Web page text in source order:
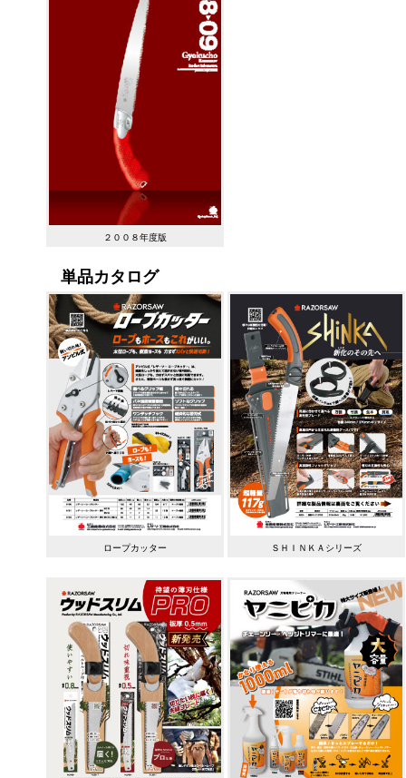
２００８年度版
単品カタログ
ロープカッター ＳＨＩＮＫＡシリーズ